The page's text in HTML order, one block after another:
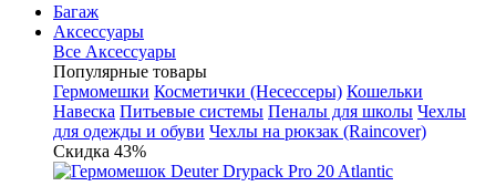
Багаж
Аксессуары
Все Аксессуары
Популярные товары
Гермомешки Косметички (Несессеры) Кошельки
Навеска Питьевые системы Пеналы для школы Чехлы
для одежды и обуви Чехлы на рюкзак (Raincover)
Скидка 43%